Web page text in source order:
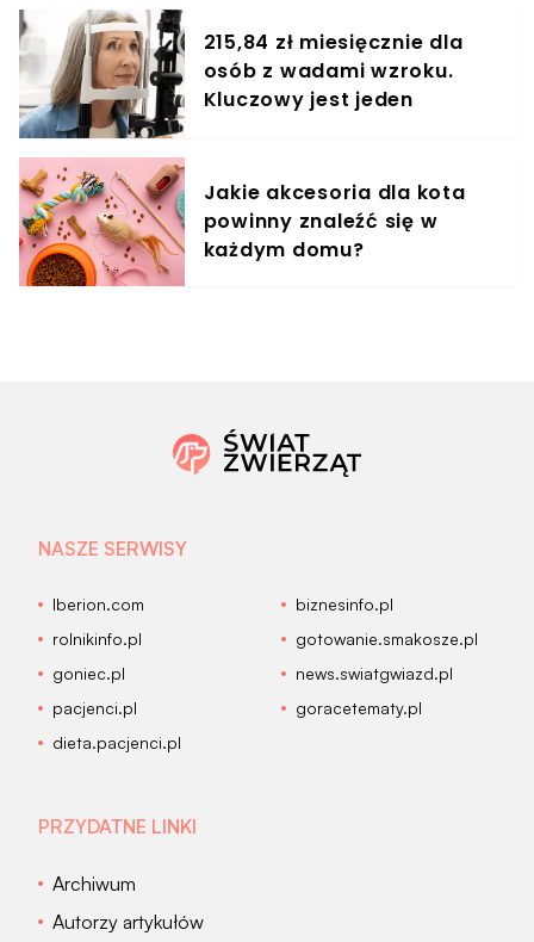
215,84 zł miesięcznie dla
osób z wadami wzroku.
Kluczowy jest jeden
Jakie akcesoria dla kota
powinny znaleźć się w
każdym domu?
NASZE SERWISY
Iberion.com
biznesinfo.pl
rolnikinfo.pl
gotowanie.smakosze.pl
goniec.pl
news.swiatgwiazd.pl
pacjenci.pl
goracetematy.pl
dieta.pacjenci.pl
PRZYDATNE LINKI
Archiwum
Autorzy artykułów